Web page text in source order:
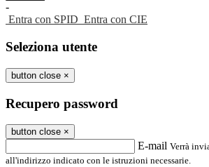
-
Entra con SPID Entra con CIE
Seleziona utente
button close ×
Recupero password
button close ×
E-mail Verrà
all'indirizzo indicato con le istruzioni necessarie.